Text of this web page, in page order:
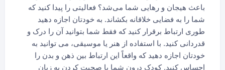
باعث هیجان و رهایی شما می‌شد؟ فعالیتی را پیدا کنید که
شما را به فضایی خلاقانه بکشاند. به خودتان اجازه دهید
طوری ارتباط برقرار کنید که فقط شما بتوانید آن را درک و
قدردانی کنید. با استفاده از هنر یا موسیقی، می توانید به
خودتان اجازه دهید که واقعاً این ارتباط بین ذهن و بدن را
احساس کنید. کودک درون شما با صحبت کردن به زبان